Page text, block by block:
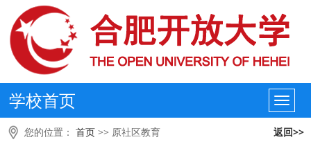
学校首页
您的位置： 首页 >> 原社区教育 返回>>